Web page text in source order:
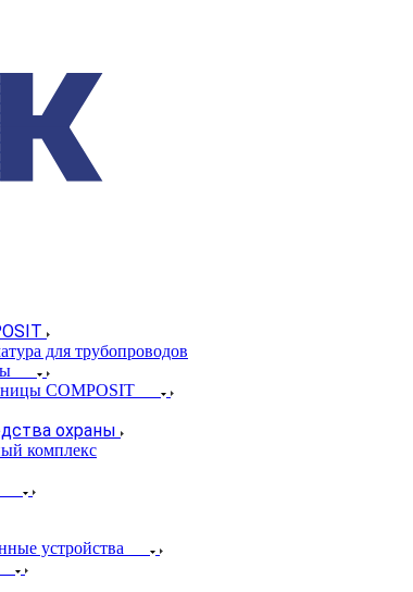
для трубопроводов
COMPOSIT
охраны
комплекс
устройства